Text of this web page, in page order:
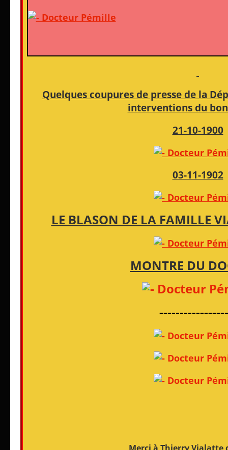
Quelques coupures de presse de la
interventions du
21-10-1900
03-11-1902
LE BLASON DE LA FAMILLE
MONTRE DU